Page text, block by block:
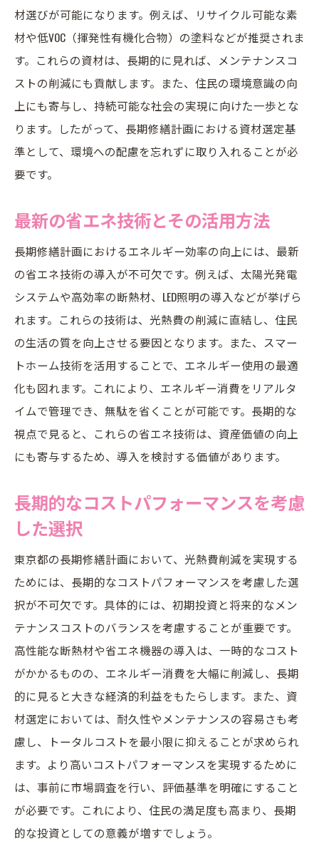
材選びが可能になります。例えば、リサイクル可能な素
材や低VOC（揮発性有機化合物）の塗料などが推奨されま
す。これらの資材は、長期的に見れば、メンテナンスコ
ストの削減にも貢献します。また、住民の環境意識の向
上にも寄与し、持続可能な社会の実現に向けた一歩とな
ります。したがって、長期修繕計画における資材選定基
準として、環境への配慮を忘れずに取り入れることが必
要です。
最新の省エネ技術とその活用方法
長期修繕計画におけるエネルギー効率の向上には、最新
の省エネ技術の導入が不可欠です。例えば、太陽光発電
システムや高効率の断熱材、LED照明の導入などが挙げら
れます。これらの技術は、光熱費の削減に直結し、住民
の生活の質を向上させる要因となります。また、スマー
トホーム技術を活用することで、エネルギー使用の最適
化も図れます。これにより、エネルギー消費をリアルタ
イムで管理でき、無駄を省くことが可能です。長期的な
視点で見ると、これらの省エネ技術は、資産価値の向上
にも寄与するため、導入を検討する価値があります。
長期的なコストパフォーマンスを考慮
した選択
東京都の長期修繕計画において、光熱費削減を実現する
ためには、長期的なコストパフォーマンスを考慮した選
択が不可欠です。具体的には、初期投資と将来的なメン
テナンスコストのバランスを考慮することが重要です。
高性能な断熱材や省エネ機器の導入は、一時的なコスト
がかかるものの、エネルギー消費を大幅に削減し、長期
的に見ると大きな経済的利益をもたらします。また、資
材選定においては、耐久性やメンテナンスの容易さも考
慮し、トータルコストを最小限に抑えることが求められ
ます。より高いコストパフォーマンスを実現するために
は、事前に市場調査を行い、評価基準を明確にすること
が必要です。これにより、住民の満足度も高まり、長期
的な投資としての意義が増すでしょう。